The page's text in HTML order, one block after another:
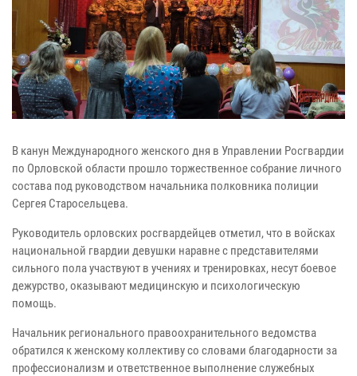
В канун Международного женского дня в Управлении Росгвардии
по Орловской области прошло торжественное собрание личного
состава под руководством начальника полковника полиции
Сергея Старосельцева.
Руководитель орловских росгвардейцев отметил, что в войсках
национальной гвардии девушки наравне с представителями
сильного пола участвуют в учениях и тренировках, несут боевое
дежурство, оказывают медицинскую и психологическую
помощь.
Начальник регионального правоохранительного ведомства
обратился к женскому коллективу со словами благодарности за
профессионализм и ответственное выполнение служебных